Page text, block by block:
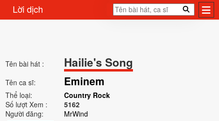
Lời dịch
Tên bài hát : Hailie's Song
Tên ca sĩ: Eminem
Thể loại:
Country Rock
Số lượt Xem :
5162
Người đăng:
MrWind